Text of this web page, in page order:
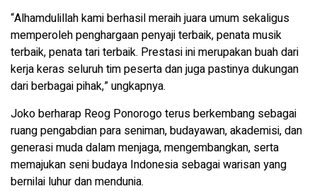
“Alhamdulillah kami berhasil meraih juara umum sekaligus
memperoleh penghargaan penyaji terbaik, penata musik
terbaik, penata tari terbaik. Prestasi ini merupakan buah dari
kerja keras seluruh tim peserta dan juga pastinya dukungan
dari berbagai pihak,” ungkapnya.
Joko berharap Reog Ponorogo terus berkembang sebagai
ruang pengabdian para seniman, budayawan, akademisi, dan
generasi muda dalam menjaga, mengembangkan, serta
memajukan seni budaya Indonesia sebagai warisan yang
bernilai luhur dan mendunia.